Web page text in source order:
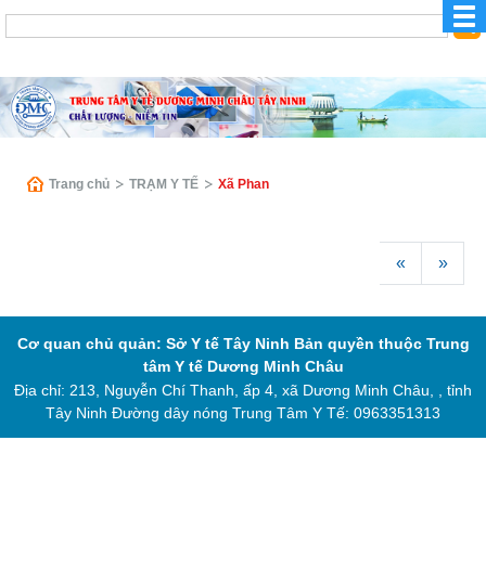
Trang chủ TRẠM Y TẾ Xã Phan
« »
Cơ quan chủ quản: Sở Y tế Tây Ninh Bản quyền thuộc Trung
tâm Y tế Dương Minh Châu
Địa chỉ: 213, Nguyễn Chí Thanh, ấp 4, xã Dương Minh Châu, , tỉnh
Tây Ninh Đường dây nóng Trung Tâm Y Tế: 0963351313